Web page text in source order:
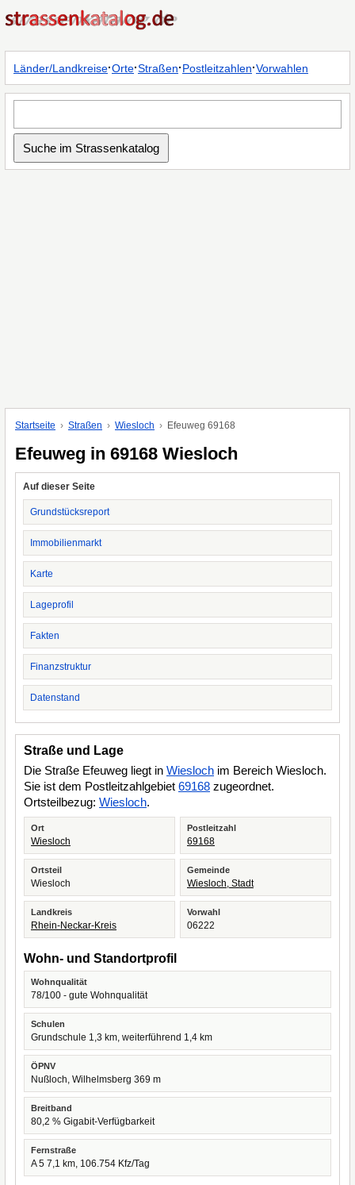
Länder/Landkreise·Orte·Straßen·Postleitzahlen·Vorwahlen
Startseite Straßen Wiesloch Efeuweg 69168
Efeuweg in 69168 Wiesloch
Auf dieser Seite
Grundstücksreport
Immobilienmarkt
Karte
Lageprofil
Fakten
Finanzstruktur
Datenstand
Straße und Lage
Die Straße Efeuweg liegt in Wiesloch im Bereich Wiesloch.
Sie ist dem Postleitzahlgebiet 69168 zugeordnet.
Ortsteilbezug: Wiesloch.
Ort
Wiesloch
Postleitzahl
69168
Ortsteil
Wiesloch
Gemeinde
Wiesloch, Stadt
Landkreis
Rhein-Neckar-Kreis
Vorwahl
06222
Wohn- und Standortprofil
Wohnqualität
78/100 - gute Wohnqualität
Schulen
Grundschule 1,3 km, weiterführend 1,4 km
ÖPNV
Nußloch, Wilhelmsberg 369 m
Breitband
80,2 % Gigabit-Verfügbarkeit
Fernstraße
A 5 7,1 km, 106.754 Kfz/Tag